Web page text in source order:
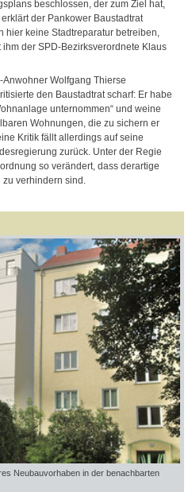
beschlossen, der zum Ziel hat,
der Pankower Baustadtrat
hier keine Stadtreparatur betreiben,
der SPD-Bezirksverordnete Klaus
Wolfgang Thierse
den Baustadtrat scharf: Er habe
unternommen“ und weine
Wohnungen, die zu sichern er
Kritik fällt allerdings auf seine
zurück. Unter der Regie
so verändert, dass derartige
verhindern sind.
Neubauvorhaben in der benachbarten